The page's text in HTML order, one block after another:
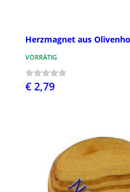
Herzmagnet aus
VORRÄTIG
€ 2,79